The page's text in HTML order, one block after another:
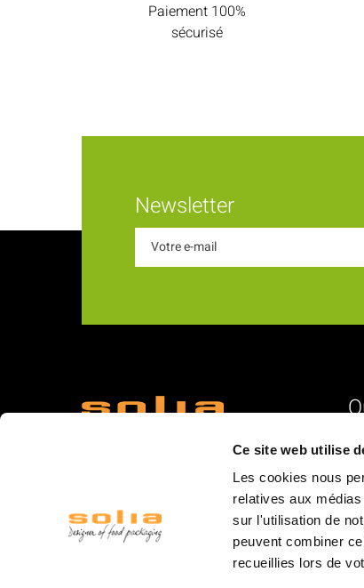
Ce site web utilise
Les cookies nous
relatives aux
sur l'utilisation de
peuvent combiner
recueillies lors de
Paiement 100%
sécurisé
Newsletter